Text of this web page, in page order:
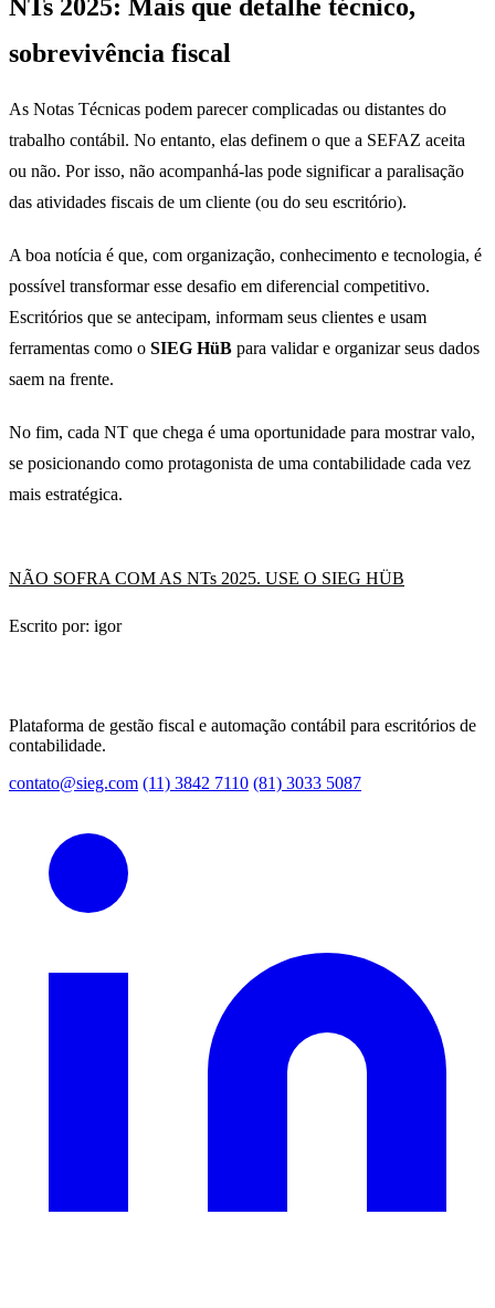
NTs 2025: Mais que detalhe técnico,
sobrevivência fiscal
As Notas Técnicas podem parecer complicadas ou distantes do
trabalho contábil. No entanto, elas definem o que a SEFAZ aceita
ou não. Por isso, não acompanhá-las pode significar a paralisação
das atividades fiscais de um cliente (ou do seu escritório).
A boa notícia é que, com organização, conhecimento e tecnologia, é
possível transformar esse desafio em diferencial competitivo.
Escritórios que se antecipam, informam seus clientes e usam
ferramentas como o SIEG HüB para validar e organizar seus dados
saem na frente.
No fim, cada NT que chega é uma oportunidade para mostrar valo,
se posicionando como protagonista de uma contabilidade cada vez
mais estratégica.
NÃO SOFRA COM AS NTs 2025. USE O SIEG HÜB
Escrito por: igor
Plataforma de gestão fiscal e automação contábil para escritórios de
contabilidade.
contato@sieg.com (11) 3842 7110 (81) 3033 5087